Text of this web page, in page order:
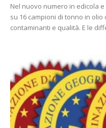
Nel nuovo numero in edicola
su 16 campioni di tonno in
contaminanti e qualità. E le